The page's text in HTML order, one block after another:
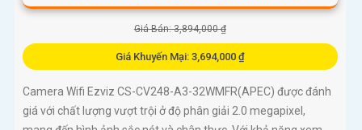
Giá Bán: 3,894,000 ₫
Giá Khuyến Mại: 3,694,000 ₫
Camera Wifi Ezviz CS-CV248-A3-32WMFR(APEC) được đánh
giá với chất lượng vượt trội ở độ phân giải 2.0 megapixel,